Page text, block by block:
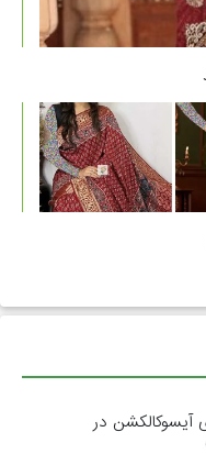
آیسوکالکشن در